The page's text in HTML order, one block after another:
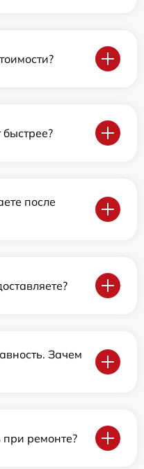
после
Зачем
ремонте?